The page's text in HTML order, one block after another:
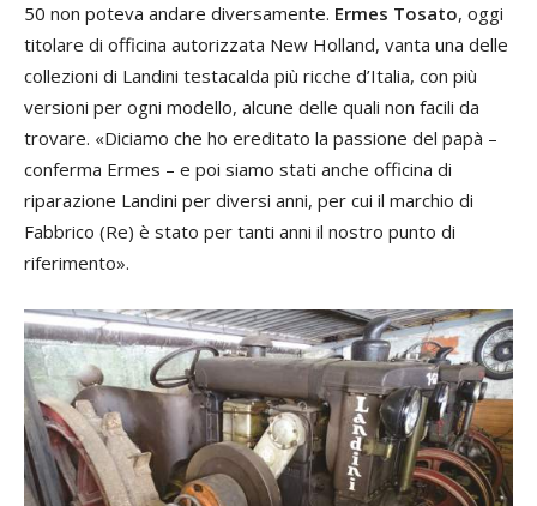
50 non poteva andare diversamente. Ermes Tosato, oggi
titolare di officina autorizzata New Holland, vanta una delle
collezioni di Landini testacalda più ricche d’Italia, con più
versioni per ogni modello, alcune delle quali non facili da
trovare. «Diciamo che ho ereditato la passione del papà –
conferma Ermes – e poi siamo stati anche officina di
riparazione Landini per diversi anni, per cui il marchio di
Fabbrico (Re) è stato per tanti anni il nostro punto di
riferimento».